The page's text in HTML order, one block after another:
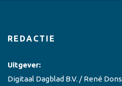
REDACTIE
Uitgever:
Digitaal Dagblad B.V. / René Dons